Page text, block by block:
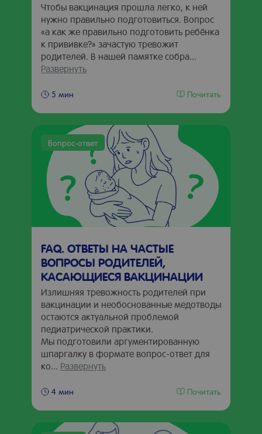
Чтобы вакцинация прошла легко, к ней
нужно правильно подготовиться. Вопрос
«а как же правильно подготовить ребёнка
к прививке?» зачастую тревожит
родителей. В нашей памятке собра...
Развернуть
5 мин Почитать
Вопрос-ответ
FAQ. ОТВЕТЫ НА ЧАСТЫЕ
ВОПРОСЫ РОДИТЕЛЕЙ,
КАСАЮЩИЕСЯ ВАКЦИНАЦИИ
Излишняя тревожность родителей при
вакцинации и необоснованные медотводы
остаются актуальной проблемой
педиатрической практики.
Мы подготовили аргументированную
шпаргалку в формате вопрос-ответ для
ко... Развернуть
4 мин Почитать